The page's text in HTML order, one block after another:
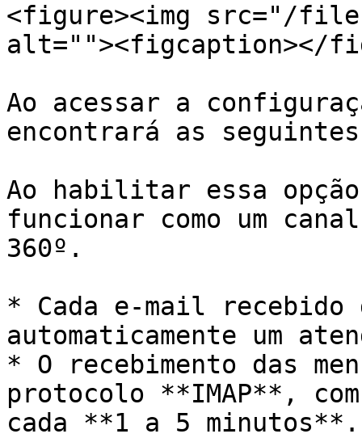
<figure><img src="/files/
alt=""><figcaption></
Ao acessar a
encontrará as
Ao habilitar essa
funcionar como um
360º.
* Cada e-mail
automaticamente um
* O recebimento das
protocolo **IMAP**,
cada **1 a 5 minutos**.